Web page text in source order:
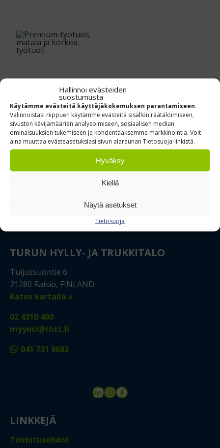
Hallinnoi evästeiden
suostumusta
Käytämme evästeitä käyttäjäkokemuksen parantamiseen.
Valinnoistasi riippuen käytämme evästeitä sisällön räätälöimiseen,
sivuston kävijämäärien analysoimiseen, sosiaalisen median
ominaisuuksien tukemiseen ja kohdentaaksemme markkinointia. Voit
aina muuttaa evästeasetuksiasi sivun alareunan Tietosuoja-linkistä.
Hyväksy
Kiellä
Näytä asetukset
Tietosuoja
Premium-työtuoli,
matala ja korkea
Alk.€409,00 0 % ALV/
Leasing hinta alk.37.00
TURUN HYLLY- JA TRUKKITALO
Tuijussuontie 6
21280 Raisio, FINLAND
Katso kartalla »
02 4310 400
myynti@thtt.fi
041 731 9683
LinkedIn
Instagram
Facebook
LINKKEJÄ
Toimitusehdot